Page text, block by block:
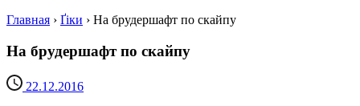
Главная › Ґіки › На брудершафт по скайпу
На брудершафт по скайпу
22.12.2016